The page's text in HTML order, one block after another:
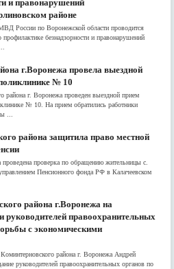
и правонарушений
районе
России по Воронежской области проводится
профилактике безнадзорности и правонарушений
г.Воронежа провела выездной
№ 10
района г. Воронежа проведен выездной прием
№ 10. На прием обратились работники
...
района защитила право местной
проведена проверка по обращению жительницы с.
Пенсионного фонда РФ в Калачеевском
района г.Воронежа на
правоохранительных
с экономическими
района г. Воронежа Андрей
руководителей правоохранительных органов по